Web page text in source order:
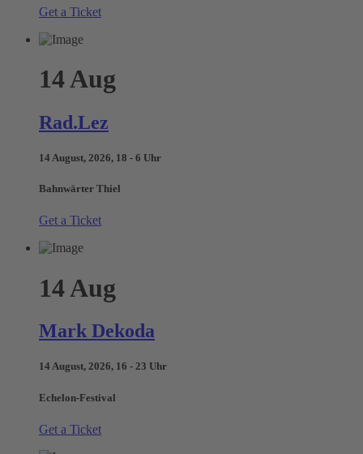
Get a Ticket
14Aug
Rad.Lez
14 August, 2026, 18 - 6 Uhr
Bahnwärter Thiel
Get a Ticket
14Aug
Mark Dekoda
14 August, 2026, 16 - 23 Uhr
Echelon-Festival
Get a Ticket